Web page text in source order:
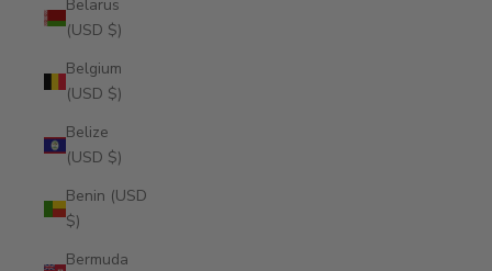
Belarus
(USD $)
Belgium
(USD $)
Belize
(USD $)
Benin (USD
$)
Bermuda